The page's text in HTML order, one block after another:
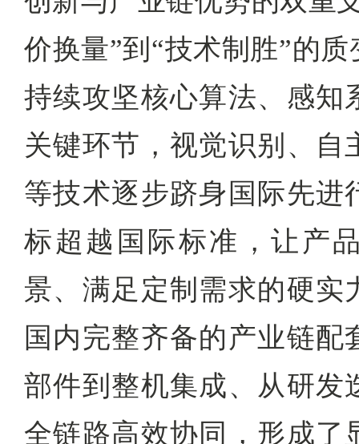
价换量”到“技术制胜”的
持续攻坚核心算法、感知
关键环节，视觉识别、自
等技术逐步跻身国际先进
标超越国际标准，让产
景、满足定制需求的硬实
国内完整齐备的产业链配
部件到整机集成、从研发
全链路高效协同，形成了